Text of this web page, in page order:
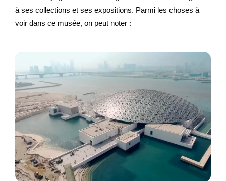
à ses collections et ses expositions. Parmi les choses à
voir dans ce musée, on peut noter :